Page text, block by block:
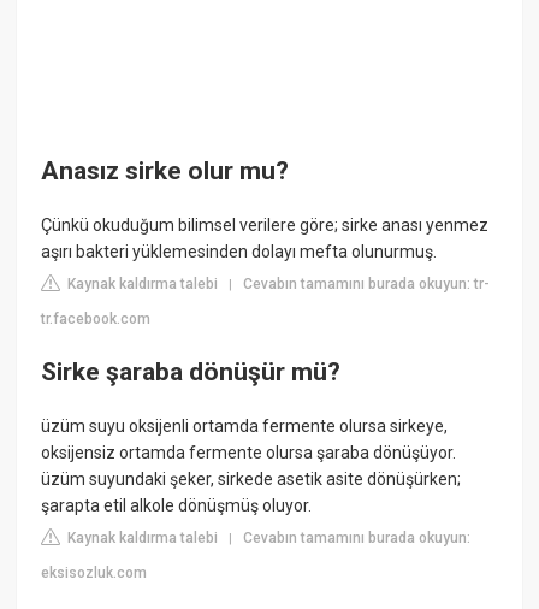
Anasız sirke olur mu?
Çünkü okuduğum bilimsel verilere göre; sirke anası yenmez
aşırı bakteri yüklemesinden dolayı mefta olunurmuş.
Kaynak kaldırma talebi |Cevabın tamamını burada okuyun: tr-
tr.facebook.com
Sirke şaraba dönüşür mü?
üzüm suyu oksijenli ortamda fermente olursa sirkeye,
oksijensiz ortamda fermente olursa şaraba dönüşüyor.
üzüm suyundaki şeker, sirkede asetik asite dönüşürken;
şarapta etil alkole dönüşmüş oluyor.
Kaynak kaldırma talebi |Cevabın tamamını burada okuyun:
eksisozluk.com